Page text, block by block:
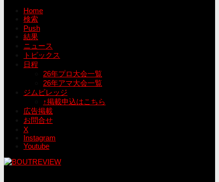
Home
検索
Push
結果
ニュース
トピックス
日程
26年プロ大会一覧
26年アマ大会一覧
ジムビレッジ
↑掲載申込はこちら
広告掲載
お問合せ
X
Instagram
Youtube